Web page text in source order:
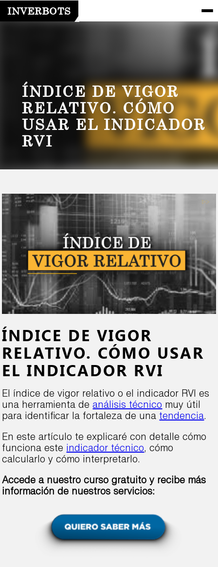
INVERBOTS
ÍNDICE DE VIGOR
RELATIVO. CÓMO
USAR EL INDICADOR
RVI
ÍNDICE DE VIGOR
RELATIVO. CÓMO USAR
EL INDICADOR RVI
El índice de vigor relativo o el indicador RVI es
una herramienta deanálisis técnico muy útil
para identificar la fortaleza de una tendencia.
En este artículo te explicaré con detalle cómo
funciona este indicador técnico, cómo
calcularlo y cómo interpretarlo.
Accede a nuestro curso gratuito y recibe más
información de nuestros servicios: